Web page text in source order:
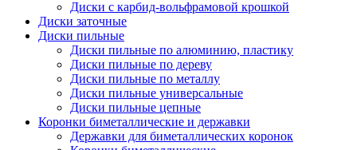
Диски с карбид-вольфрамовой крошкой
Диски заточные
Диски пильные
Диски пильные по алюминию, пластику
Диски пильные по дереву
Диски пильные по металлу
Диски пильные универсальные
Диски пильные цепные
Коронки биметаллические и державки
Державки для биметаллических коронок